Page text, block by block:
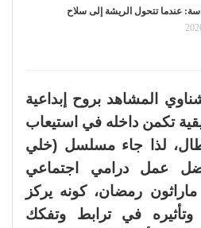
عندما تتحول الريشة إلى سلاح
المشاهد بروح إبداعية
تكمن داخله في استيعاب
لذا جاء مسلسل (خلي
عمل درامي اجتماعي
رمضان، كونه يركز
في ترابط وتفكك